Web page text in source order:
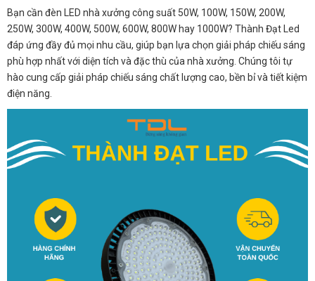
Bạn cần đèn LED nhà xưởng công suất 50W, 100W, 150W, 200W,
250W, 300W, 400W, 500W, 600W, 800W hay 1000W? Thành Đạt Led
đáp ứng đầy đủ mọi nhu cầu, giúp bạn lựa chọn giải pháp chiếu sáng
phù hợp nhất với diện tích và đặc thù của nhà xưởng. Chúng tôi tự
hào cung cấp giải pháp chiếu sáng chất lượng cao, bền bỉ và tiết kiệm
điện năng.